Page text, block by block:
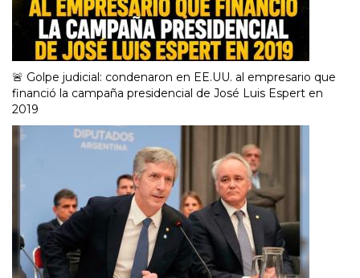
🚨 Golpe judicial: condenaron en EE.UU. al empresario que
financió la campaña presidencial de José Luis Espert en
2019